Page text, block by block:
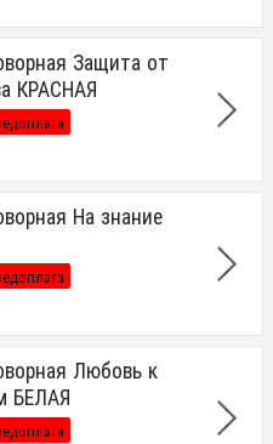
Защита от
КРАСНАЯ
На знание
Любовь к
БЕЛАЯ